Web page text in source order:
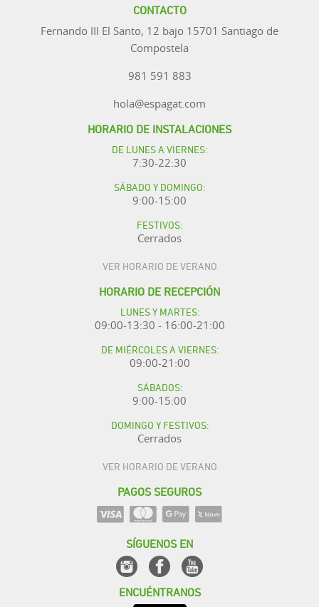
CONTACTO
Fernando III El Santo, 12 bajo 15701 Santiago de
Compostela
981 591 883
hola@espagat.com
HORARIO DE INSTALACIONES
DE LUNES A VIERNES:
7:30-22:30
SÁBADO Y DOMINGO:
9:00-15:00
FESTIVOS:
Cerrados
VER HORARIO DE VERANO
HORARIO DE RECEPCIÓN
LUNES Y MARTES:
09:00-13:30 - 16:00-21:00
DE MIÉRCOLES A VIERNES:
09:00-21:00
SÁBADOS:
9:00-15:00
DOMINGO Y FESTIVOS:
Cerrados
VER HORARIO DE VERANO
PAGOS SEGUROS
SÍGUENOS EN
ENCUÉNTRANOS